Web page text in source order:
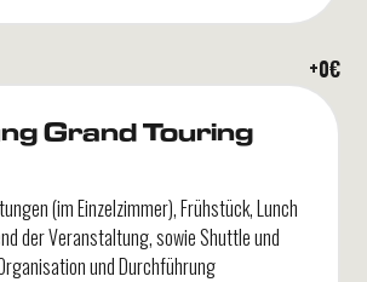
+0€
Grand Touring
(im Einzelzimmer), Frühstück, Lunch
der Veranstaltung, sowie Shuttle und
und Durchführung